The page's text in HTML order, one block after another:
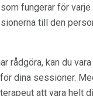
fungerar för
till den
rådgöra, kan du
dina sessioner.
att vara helt